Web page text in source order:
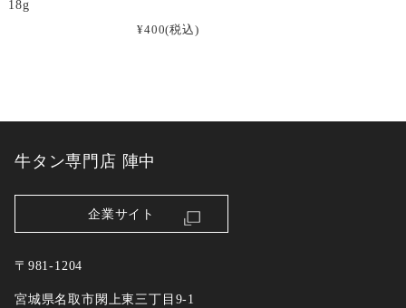
18g
¥400(税込)
牛タン専門店 陣中
企業サイト
〒981-1204
宮城県名取市閖上東三丁目9-1